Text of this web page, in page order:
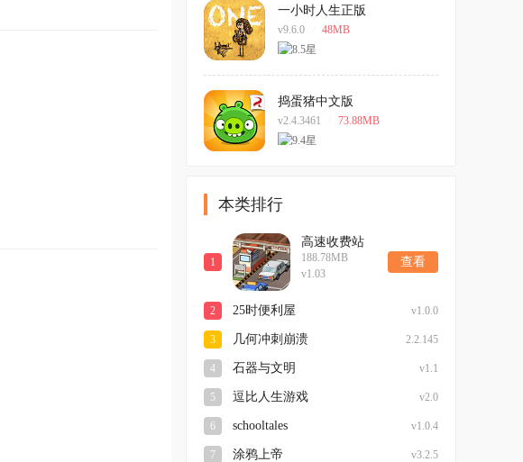
一小时人生正版
v9.6.0 48MB
捣蛋猪中文版
v2.4.3461 73.88MB
本类排行
1
高速收费站
188.78MB
v1.03
查看
2 25时便利屋 v1.0.0
3 几何冲刺崩溃 2.2.145
4 石器与文明 v1.1
5 逗比人生游戏 v2.0
6 schooltales v1.0.4
7 涂鸦上帝 v3.2.5